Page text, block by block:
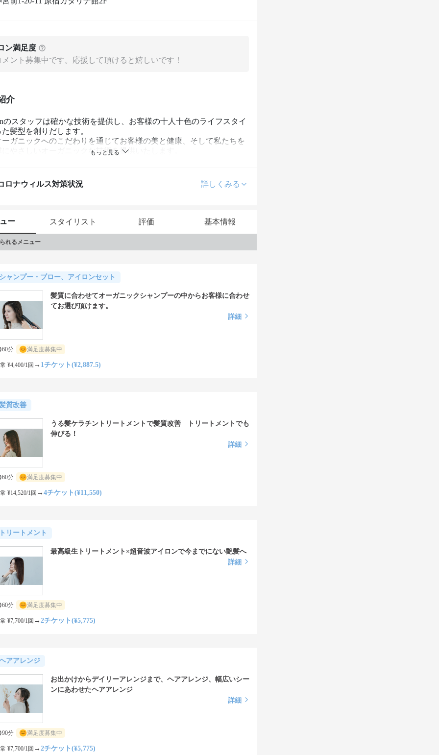
ン満足度
ント募集中です。応援して頂けると嬉しいです！
介
のスタッフは確かな技術を提供し、お客様の十人十色のライフスタイ
髪型を創りだします。
ガニックへのこだわりを通じてお客様の美と健康、そして私たちを
やさしいオーガニックな技術を提供いたします。
いかなかった方もきっとご満足いただけます。
事なら、お気軽にご相談下さい。
ロナウィルス対策状況 詳しくみる
ー スタイリスト 評価 基本情報
れるメニュー
ャンプー・ブロー、アイロンセット
髪質に合わせてオーガニックシャンプーの中からお客様に合わせ
てお選び頂けます。
詳細
60分 満足度募集中
¥4,400/1回 → 1チケット(¥2,887.5)
質改善
うる髪ケラチントリートメントで髪質改善 トリートメントでも
伸びる！
詳細
60分 満足度募集中
¥14,520/1回 → 4チケット(¥11,550)
リートメント
最高級生トリートメント×超音波アイロンで今までにない艶髪へ
詳細
60分 満足度募集中
¥7,700/1回 → 2チケット(¥5,775)
アアレンジ
お出かけからデイリーアレンジまで、ヘアアレンジ、幅広いシー
ンにあわせたヘアアレンジ
詳細
90分 満足度募集中
¥7,700/1回 → 2チケット(¥5,775)